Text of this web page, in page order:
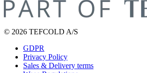
© 2026 TEFCOLD A/S
GDPR
Privacy Policy
Sales & Delivery terms